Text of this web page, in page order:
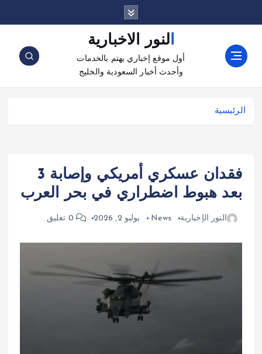
ز
النور الاخبارية
أول موقع إخباري يهتم بالخدمات
وأحدث أخبار السعودية والخليج
الرئيسية
فقدان عسكري أمريكي وإصابة 3
بعد هبوط اضطراري في بحر العرب
النور الإخبارية News يوليو 2, 2026 0 تعليق